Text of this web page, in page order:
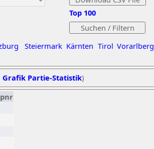
Steiermark Kärnten Tirol Vorarlberg
Top 100
Grafik Partie-Statistik)
pnr